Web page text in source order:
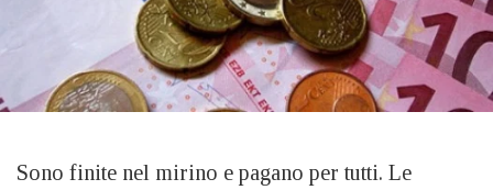
Sono finite nel mirino e pagano per tutti. Le